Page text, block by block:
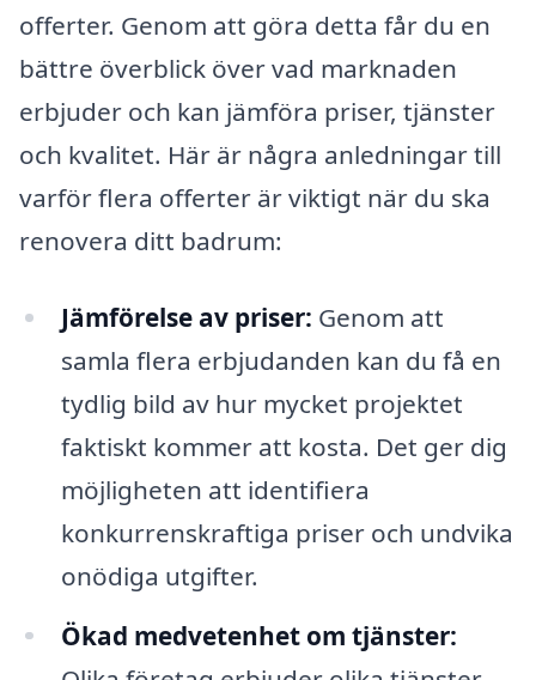
offerter. Genom att göra detta får du en
bättre överblick över vad marknaden
erbjuder och kan jämföra priser, tjänster
och kvalitet. Här är några anledningar till
varför flera offerter är viktigt när du ska
renovera ditt badrum:
Jämförelse av priser: Genom att
samla flera erbjudanden kan du få en
tydlig bild av hur mycket projektet
faktiskt kommer att kosta. Det ger dig
möjligheten att identifiera
konkurrenskraftiga priser och undvika
onödiga utgifter.
Ökad medvetenhet om tjänster: